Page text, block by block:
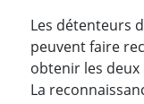
Les détenteurs
peuvent faire
obtenir les
La